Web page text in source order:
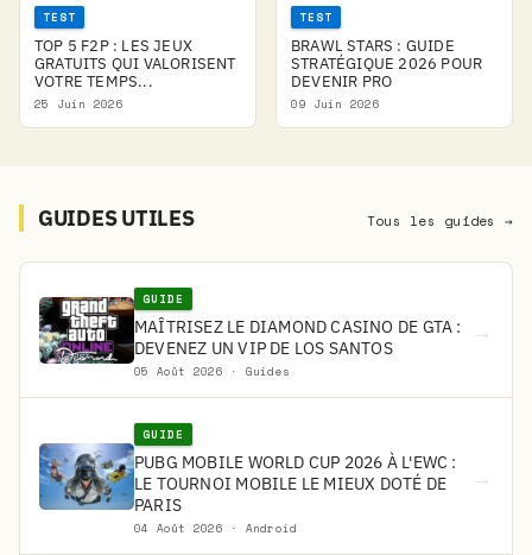
TEST
TOP 5 F2P : LES JEUX
GRATUITS QUI VALORISENT
VOTRE TEMPS...
25 Juin 2026
TEST
BRAWL STARS : GUIDE
STRATÉGIQUE 2026 POUR
DEVENIR PRO
09 Juin 2026
GUIDES UTILES Tous les guides →
GUIDE
MAÎTRISEZ LE DIAMOND CASINO DE GTA :
DEVENEZ UN VIP DE LOS SANTOS
05 Août 2026 · Guides
→
GUIDE
PUBG MOBILE WORLD CUP 2026 À L'EWC :
LE TOURNOI MOBILE LE MIEUX DOTÉ DE
PARIS
04 Août 2026 · Android
→